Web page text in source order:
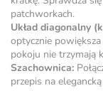
patchworkach.
Układ diagonalny
optycznie
pokoju nie trzymają
Szachownica:
przepis na